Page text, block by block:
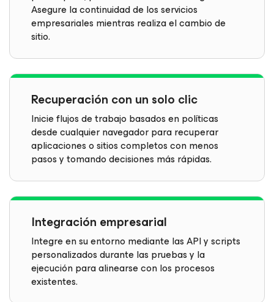
Asegure la continuidad de los servicios
empresariales mientras realiza el cambio de
sitio.
Recuperación con un solo clic
Inicie flujos de trabajo basados en políticas
desde cualquier navegador para recuperar
aplicaciones o sitios completos con menos
pasos y tomando decisiones más rápidas.
Integración empresarial
Integre en su entorno mediante las API y scripts
personalizados durante las pruebas y la
ejecución para alinearse con los procesos
existentes.